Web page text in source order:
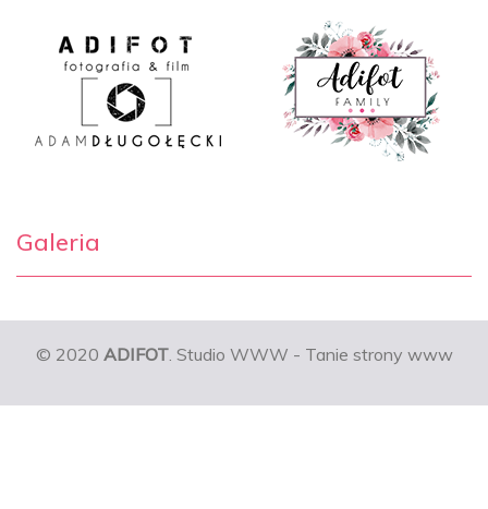
Galeria
© 2020 ADIFOT. Studio WWW - Tanie strony www